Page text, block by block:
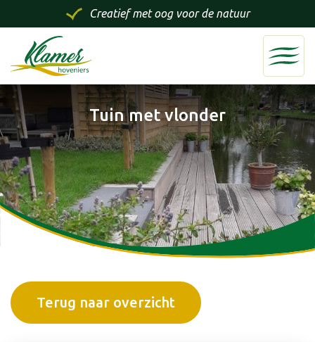
Creatief met oog voor de natuur
Tuin met vlonder
Terug naar overzicht